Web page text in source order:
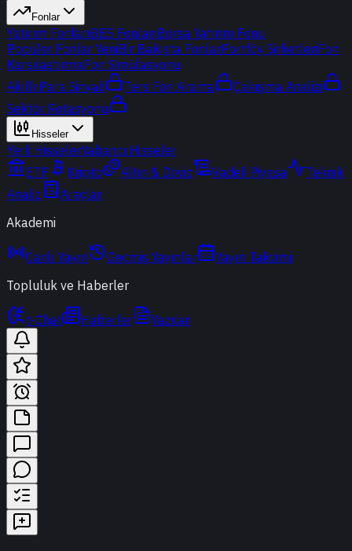
Fonlar
Yatırım FonlarıBES FonlarıBorsa Yatırım Fonu
Popüler Fonlar YeniBir Bakışta FonlarPortföy ŞirketleriFon
KarşılaştırmaFon Simülasyonu
Akıllı Para Sinyali
Ters Fon Arama
Çakışma Analizi
Sektör Rotasyonu
Hisseler
Yerli HisselerYabancı Hisseler
ETF
Kripto Altın & Döviz Vadeli Piyasa
Teknik
Analiz
Araçlar
Akademi
Canlı Yayın Geçmiş Yayınlar
Yayın Takvimi
Topluluk ve Haberler
t-Chat Haberler Yazılar